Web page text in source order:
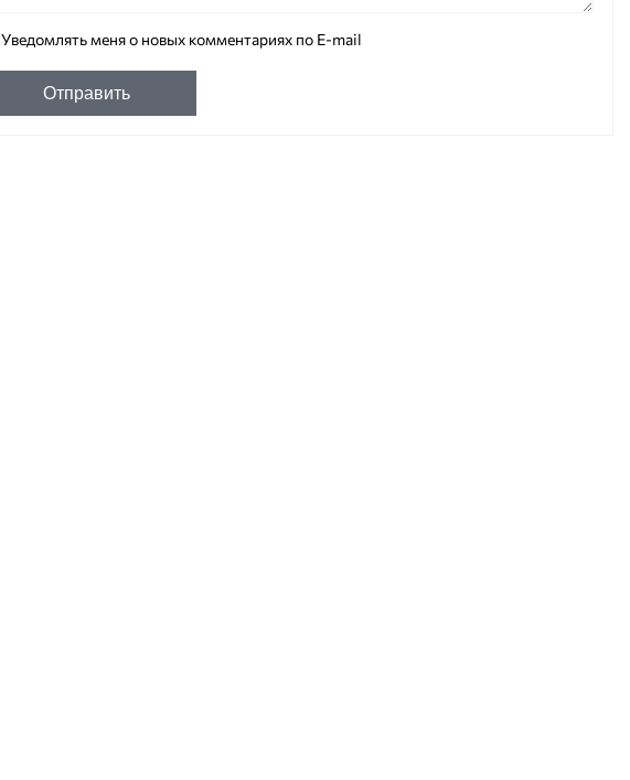
Уведомлять меня о новых комментариях по E-mail
Отправить